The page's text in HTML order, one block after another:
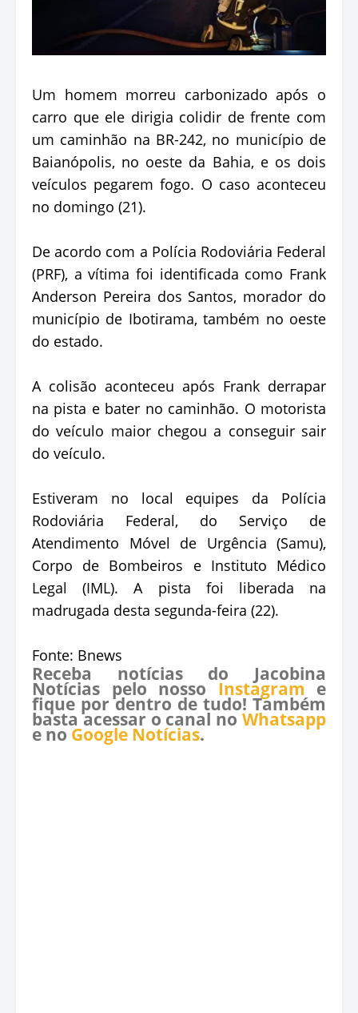
Um homem morreu carbonizado após o
carro que ele dirigia colidir de frente com
um caminhão na BR-242, no município de
Baianópolis, no oeste da Bahia, e os dois
veículos pegarem fogo. O caso aconteceu
no domingo (21).
De acordo com a Polícia Rodoviária Federal
(PRF), a vítima foi identificada como Frank
Anderson Pereira dos Santos, morador do
município de Ibotirama, também no oeste
do estado.
A colisão aconteceu após Frank derrapar
na pista e bater no caminhão. O motorista
do veículo maior chegou a conseguir sair
do veículo.
Estiveram no local equipes da Polícia
Rodoviária Federal, do Serviço de
Atendimento Móvel de Urgência (Samu),
Corpo de Bombeiros e Instituto Médico
Legal (IML). A pista foi liberada na
madrugada desta segunda-feira (22).
Fonte: Bnews
Receba notícias do Jacobina
Notícias pelo nosso Instagram e
fique por dentro de tudo! Também
basta acessar o canal no Whatsapp
e no Google Notícias.